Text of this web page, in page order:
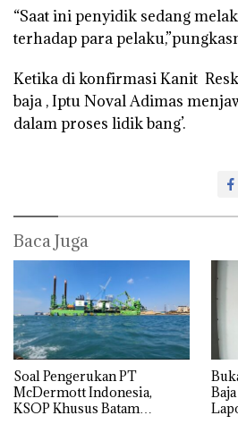
“Saat ini penyidik sedang
terhadap para
Ketika di konfirmasi Kanit
baja , Iptu Noval Adimas
dalam proses lidik bang’.
Baca Juga
‎Soal Pengerukan PT
McDermott Indonesia,
KSOP Khusus Batam